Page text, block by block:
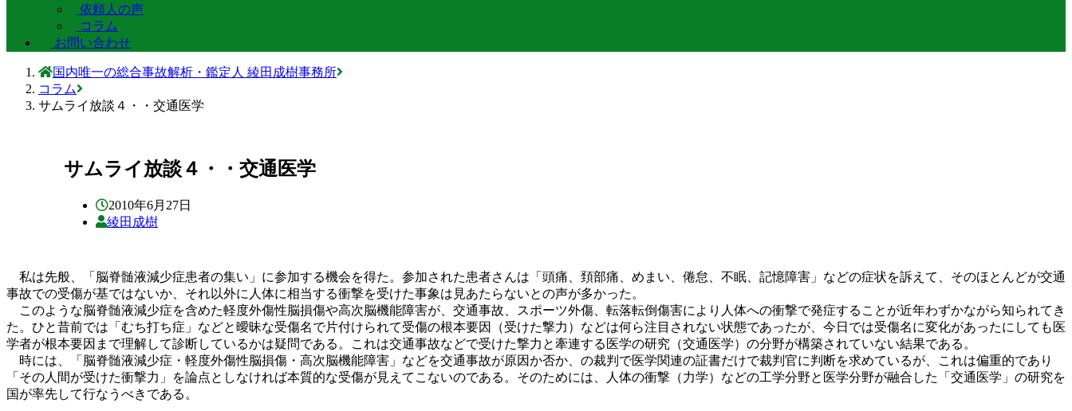
依頼人の声
コラム
お問い合わせ
国内唯一の総合事故解析・鑑定人 綾田成樹事務所
コラム
サムライ放談４・・交通医学
サムライ放談４・・交通医学
2010年6月27日
綾田成樹
私は先般、「脳脊髄液減少症患者の集い」に参加する機会を得た。参加された患者さんは「頭痛、頚部痛、めまい、倦怠、不眠、記憶障害」などの症状を訴えて、そのほとんどが交通
事故での受傷が基ではないか、それ以外に人体に相当する衝撃を受けた事象は見あたらないとの声が多かった。
このような脳脊髄液減少症を含めた軽度外傷性脳損傷や高次脳機能障害が、交通事故、スポーツ外傷、転落転倒傷害により人体への衝撃で発症することが近年わずかながら知られてき
た。ひと昔前では「むち打ち症」などと曖昧な受傷名で片付けられて受傷の根本要因（受けた撃力）などは何ら注目されない状態であったが、今日では受傷名に変化があったにしても医
学者が根本要因まで理解して診断しているかは疑問である。これは交通事故などで受けた撃力と牽連する医学の研究（交通医学）の分野が構築されていない結果である。
時には、「脳脊髄液減少症・軽度外傷性脳損傷・高次脳機能障害」などを交通事故が原因か否か、の裁判で医学関連の証書だけで裁判官に判断を求めているが、これは偏重的であり
「その人間が受けた衝撃力」を論点としなければ本質的な受傷が見えてこないのである。そのためには、人体の衝撃（力学）などの工学分野と医学分野が融合した「交通医学」の研究を
国が率先して行なうべきである。